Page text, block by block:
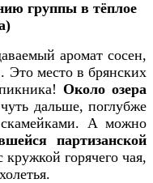
группы в тёплое
аромат сосен,
Это место в брянских
пикника!Около озера
чуть дальше, поглубже
А можно
партизанской
горячего чая,